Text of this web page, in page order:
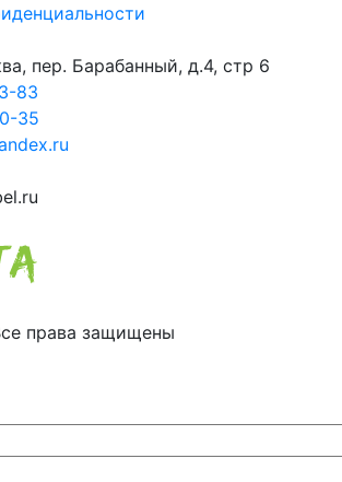
пер. Барабанный, д.4, стр 6
83
35
права защищены